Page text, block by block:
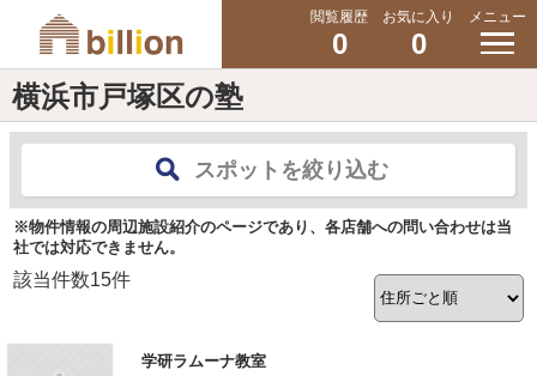
閲覧履歴
0
お気に入り
0
メニュー
横浜市戸塚区の塾
スポットを絞り込む
※物件情報の周辺施設紹介のページであり、各店舗への問い合わせは当
社では対応できません。
該当件数15件
学研ラムーナ教室